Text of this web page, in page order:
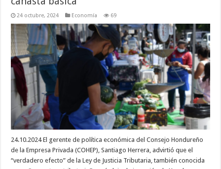
24 octubre, 2024 Economía 69
24.10.2024 El gerente de política económica del Consejo Hondureño
de la Empresa Privada (COHEP), Santiago Herrera, advirtió que el
“verdadero efecto” de la Ley de Justicia Tributaria, también conocida